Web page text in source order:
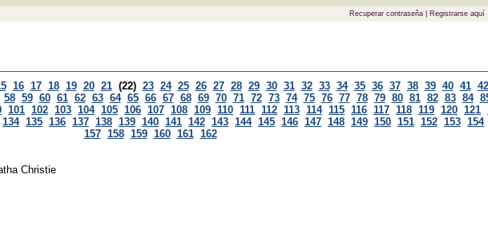
Recuperar contraseña| Registrarse aquí
16 17 18 19 20 21 (22) 23 24 25 26 27 28 29 30 31 32 33 34 35 36 37 38 39 40 41 42
58 59 60 61 62 63 64 65 66 67 68 69 70 71 72 73 74 75 76 77 78 79 80 81 82 83 84
101 102 103 104 105 106 107 108 109 110 111 112 113 114 115 116 117 118 119 120 121
134 135 136 137 138 139 140 141 142 143 144 145 146 147 148 149 150 151 152 153 154
157 158 159 160 161 162
Christie